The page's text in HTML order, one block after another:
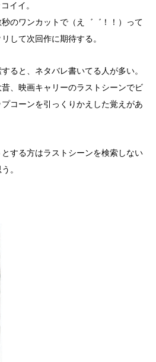
イイ。
のワンカットで（え゛゛！！）って
して次回作に期待する。
ると、ネタバレ書いてる人が多い。
、映画キャリーのラストシーンでビ
コーンを引っくりかえした覚えがあ
する方はラストシーンを検索しない
。